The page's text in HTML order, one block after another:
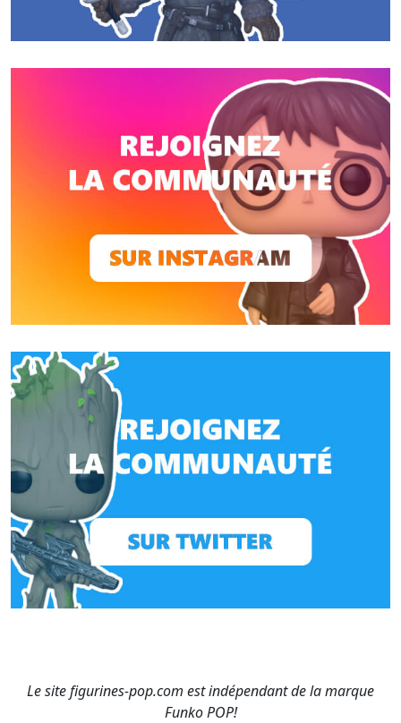
Le site figurines-pop.com est indépendant de la marque
Funko POP!